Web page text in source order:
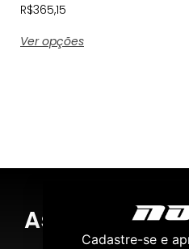
R$365,15
Ver opções
Assine nossa
Cadastre-se e